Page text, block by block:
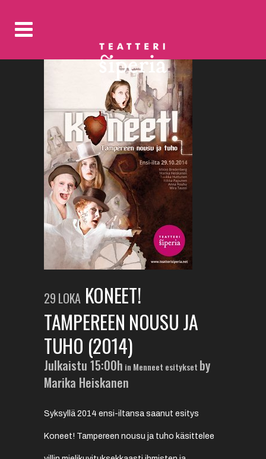
29 LOKA KONEET!
TAMPEREEN NOUSU JA
TUHO (2014)
Julkaistu 15:00h in Menneet esitykset by
Marika Heiskanen
Syksyllä 2014 ensi-iltansa saanut esitys
Koneet! Tampereen nousu ja tuho käsittelee